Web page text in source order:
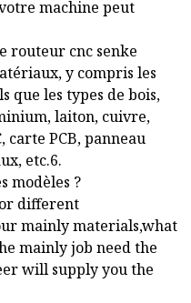
machine peut
routeur cnc senke
y compris les
que les types de bois,
laiton, cuivre,
carte PCB, panneau
etc.6.
modèles ?
different
mainly materials,what
mainly job need the
will supply you the